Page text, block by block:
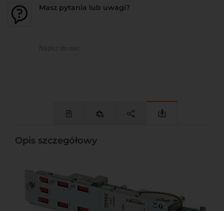
Masz pytania lub uwagi?
Opis szczegółowy